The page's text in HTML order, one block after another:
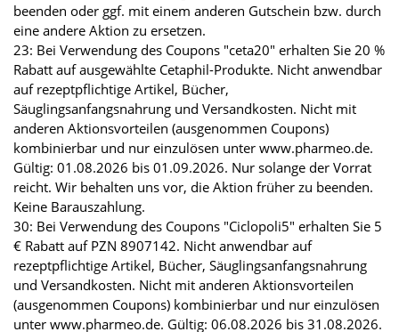
beenden oder ggf. mit einem anderen Gutschein bzw. durch
eine andere Aktion zu ersetzen.
23: Bei Verwendung des Coupons "ceta20" erhalten Sie 20 %
Rabatt auf ausgewählte Cetaphil-Produkte. Nicht anwendbar
auf rezeptpflichtige Artikel, Bücher,
Säuglingsanfangsnahrung und Versandkosten. Nicht mit
anderen Aktionsvorteilen (ausgenommen Coupons)
kombinierbar und nur einzulösen unter www.pharmeo.de.
Gültig: 01.08.2026 bis 01.09.2026. Nur solange der Vorrat
reicht. Wir behalten uns vor, die Aktion früher zu beenden.
Keine Barauszahlung.
30: Bei Verwendung des Coupons "Ciclopoli5" erhalten Sie 5
€ Rabatt auf PZN 8907142. Nicht anwendbar auf
rezeptpflichtige Artikel, Bücher, Säuglingsanfangsnahrung
und Versandkosten. Nicht mit anderen Aktionsvorteilen
(ausgenommen Coupons) kombinierbar und nur einzulösen
unter www.pharmeo.de. Gültig: 06.08.2026 bis 31.08.2026.